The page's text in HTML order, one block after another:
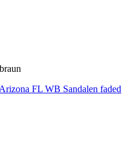
Arizona FL WB Sandalen faded